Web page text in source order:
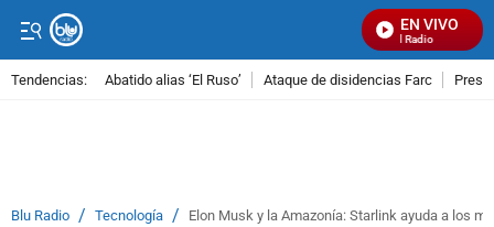
EN VIVO
Señal Visual Radio
Tendencias: Abatido alias ‘El Ruso’ Ataque de disidencias Farc
Blu Radio / Tecnología / Elon Musk y la Amazonía: Starlink ayuda a los